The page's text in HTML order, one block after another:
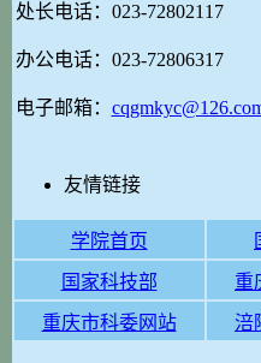
处长电话：023-72802117
办公电话：023-72806317
电子邮箱：
友情链接
学院首页
国家科技部
重
重庆市科委网站
涪